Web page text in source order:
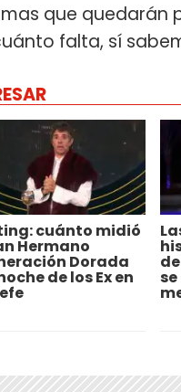
que quedarán
falta, sí
cuánto midió
Hermano
Dorada
de los Ex en